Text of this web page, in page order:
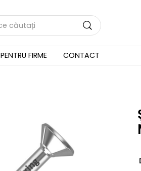
PENTRU FIRME CONTACT